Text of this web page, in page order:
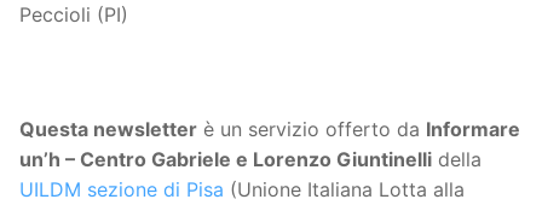
Peccioli (PI)
Questa newsletter è un servizio offerto da Informare
un’h – Centro Gabriele e Lorenzo Giuntinelli della
UILDM sezione di Pisa (Unione Italiana Lotta alla